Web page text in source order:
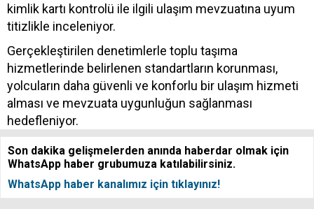
kimlik kartı kontrolü ile ilgili ulaşım mevzuatına uyum
titizlikle inceleniyor.
Gerçekleştirilen denetimlerle toplu taşıma
hizmetlerinde belirlenen standartların korunması,
yolcuların daha güvenli ve konforlu bir ulaşım hizmeti
alması ve mevzuata uygunluğun sağlanması
hedefleniyor.
Son dakika gelişmelerden anında haberdar olmak için
WhatsApp haber grubumuza katılabilirsiniz.
WhatsApp haber kanalımız için tıklayınız!